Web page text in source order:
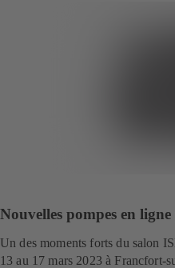
Nouvelles pompes en
Un des moments forts du salon
13 au 17 mars 2023 à Francfort-